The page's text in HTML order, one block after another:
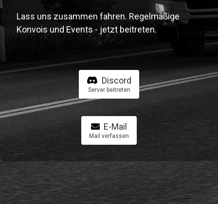
Lass uns zusammen fahren. Regelmäßige
Konvois und Events - jetzt beitreten.
Discord
Server beitreten
E-Mail
Mail verfassen